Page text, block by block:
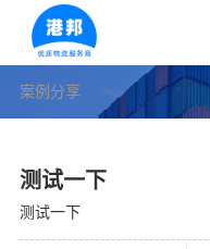
案例分享
测试一下
测试一下